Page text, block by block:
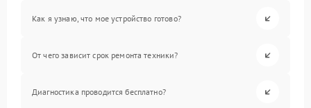
Как я узнаю, что мое устройство готово?
От чего зависит срок ремонта техники?
Диагностика проводится бесплатно?